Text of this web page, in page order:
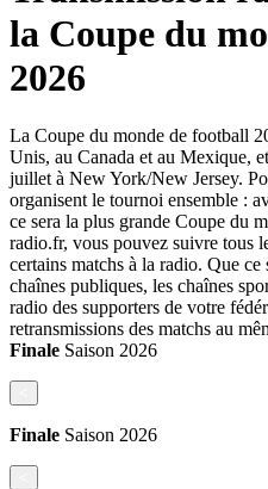
la Coupe du
2026
La Coupe du monde de football
Unis, au Canada et au Mexique,
juillet à New York/New Jersey.
organisent le tournoi ensemble :
ce sera la plus grande Coupe du
radio.fr, vous pouvez suivre tous
certains matchs à la radio. Que
chaînes publiques, les chaînes
radio des supporters de votre
retransmissions des matchs au
Finale Saison 2026
Finale Saison 2026